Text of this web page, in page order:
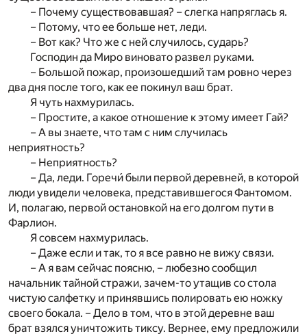
– Почему существовавшая? – слегка напряглась я.
– Потому, что ее больше нет, леди.
– Вот как? Что же с ней случилось, сударь?
Господин да Миро виновато развел руками.
– Большой пожар, произошедший там ровно через
два дня после того, как ее покинул ваш брат.
Я чуть нахмурилась.
– Простите, а какое отношение к этому имеет Гай?
– А вы знаете, что там с ним случилась
неприятность?
– Неприятность?
– Да, леди. Горечи́ были первой деревней, в которой
люди увидели человека, представившегося Фантомом.
И, полагаю, первой остановкой на его долгом пути в
Фарлион.
Я совсем нахмурилась.
– Даже если и так, то я все равно не вижу связи.
– А я вам сейчас поясню, – любезно сообщил
начальник тайной стражи, зачем-то утащив со стола
чистую салфетку и принявшись полировать ею ножку
своего бокала. – Дело в том, что в этой деревне ваш
брат взялся уничтожить тиксу. Вернее, ему предложили